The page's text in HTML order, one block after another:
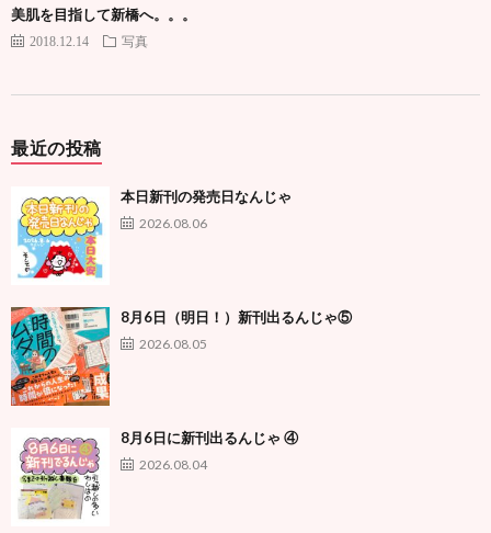
美肌を目指して新橋へ。。。
2018.12.14 写真
最近の投稿
本日新刊の発売日なんじゃ
2026.08.06
8月6日（明日！）新刊出るんじゃ⑤
2026.08.05
8月6日に新刊出るんじゃ ④
2026.08.04